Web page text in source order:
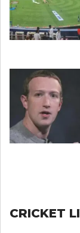
CRICKET